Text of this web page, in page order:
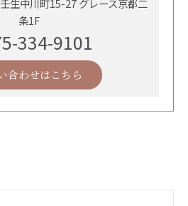
条1F
334-9101
合わせはこちら